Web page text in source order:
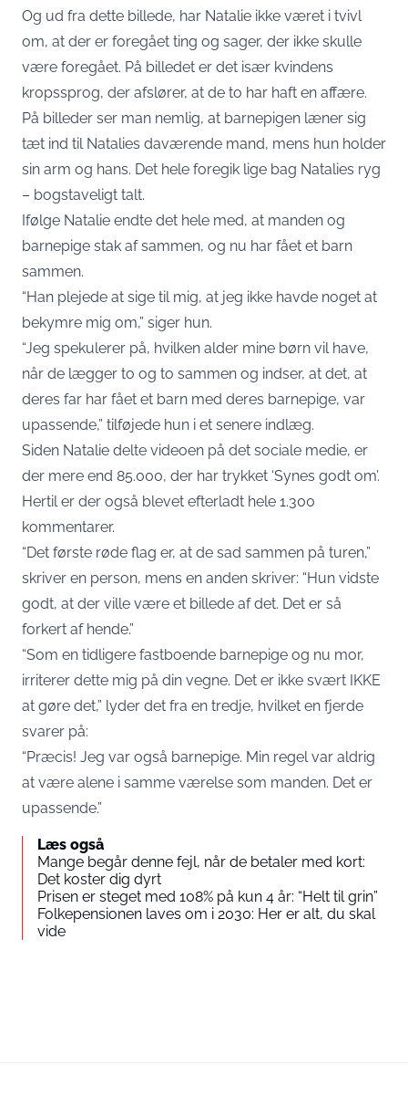
Og ud fra dette billede, har Natalie ikke været i tvivl
om, at der er foregået ting og sager, der ikke skulle
være foregået. På billedet er det især kvindens
kropssprog, der afslører, at de to har haft en affære.
På billeder ser man nemlig, at barnepigen læner sig
tæt ind til Natalies daværende mand, mens hun holder
sin arm og hans. Det hele foregik lige bag Natalies ryg
– bogstaveligt talt.
Ifølge Natalie endte det hele med, at manden og
barnepige stak af sammen, og nu har fået et barn
sammen.
“Han plejede at sige til mig, at jeg ikke havde noget at
bekymre mig om,” siger hun.
“Jeg spekulerer på, hvilken alder mine børn vil have,
når de lægger to og to sammen og indser, at det, at
deres far har fået et barn med deres barnepige, var
upassende,” tilføjede hun i et senere indlæg.
Siden Natalie delte videoen på det sociale medie, er
der mere end 85.000, der har trykket ‘Synes godt om’.
Hertil er der også blevet efterladt hele 1.300
kommentarer.
“Det første røde flag er, at de sad sammen på turen,”
skriver en person, mens en anden skriver: “Hun vidste
godt, at der ville være et billede af det. Det er så
forkert af hende.”
“Som en tidligere fastboende barnepige og nu mor,
irriterer dette mig på din vegne. Det er ikke svært IKKE
at gøre det,” lyder det fra en tredje, hvilket en fjerde
svarer på:
“Præcis! Jeg var også barnepige. Min regel var aldrig
at være alene i samme værelse som manden. Det er
upassende.”
Læs også
Mange begår denne fejl, når de betaler med kort:
Det koster dig dyrt
Prisen er steget med 108% på kun 4 år: “Helt til grin”
Folkepensionen laves om i 2030: Her er alt, du skal
vide